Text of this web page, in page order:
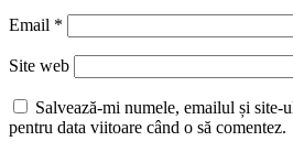
Email *
Site web
Salvează-mi numele, emailul și site-
pentru data viitoare când o să comentez.